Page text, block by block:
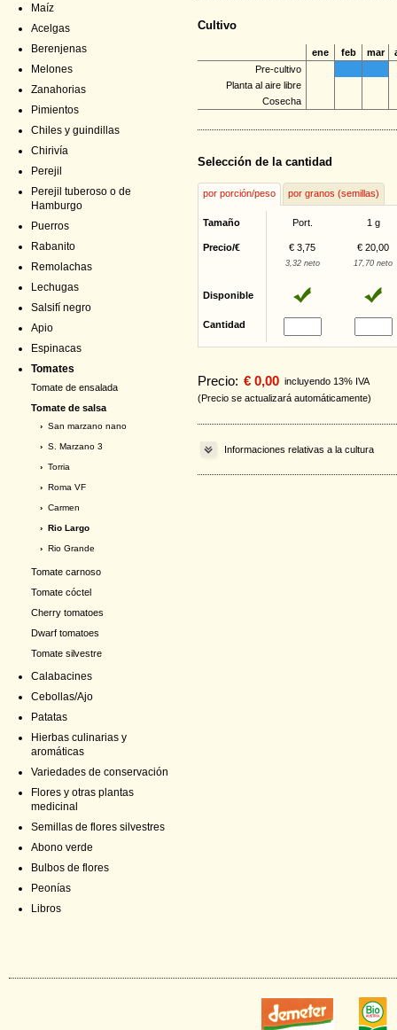
Maíz
Acelgas
Berenjenas
Melones
Zanahorias
Pimientos
Chiles y guindillas
Chirivía
Perejil
Perejil tuberoso o de
Hamburgo
Puerros
Rabanito
Remolachas
Lechugas
Salsifí negro
Apio
Espinacas
Tomates
Tomate de ensalada
Tomate de salsa
› San marzano nano
› S. Marzano 3
› Torria
› Roma VF
› Carmen
› Rio Largo
› Rio Grande
Tomate carnoso
Tomate cóctel
Cherry tomatoes
Dwarf tomatoes
Tomate silvestre
Calabacines
Cebollas/Ajo
Patatas
Hierbas culinarias y
aromáticas
Variedades de conservación
Flores y otras plantas
medicinal
Semillas de flores silvestres
Abono verde
Bulbos de flores
Peonías
Libros
Cultivo
ene feb mar
Pre-cultivo
Planta al aire libre
Cosecha
Selección de la cantidad
por porción/peso por granos (semillas)
Tamaño Port. 1 g
Precio/€ € 3,75 € 20,00
3,32 neto 17,70 neto
Disponible
Cantidad
Precio: € 0,00 incluyendo 13% IVA
(Precio se actualizará automáticamente)
Informaciones relativas a la cultura